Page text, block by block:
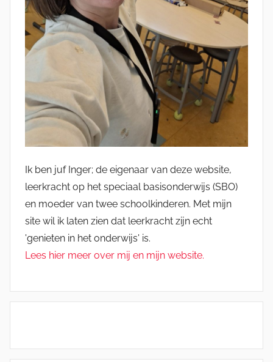
Ik ben juf Inger; de eigenaar van deze website,
leerkracht op het speciaal basisonderwijs (SBO)
en moeder van twee schoolkinderen. Met mijn
site wil ik laten zien dat leerkracht zijn echt
'genieten in het onderwijs' is.
Lees hier meer over mij en mijn website.